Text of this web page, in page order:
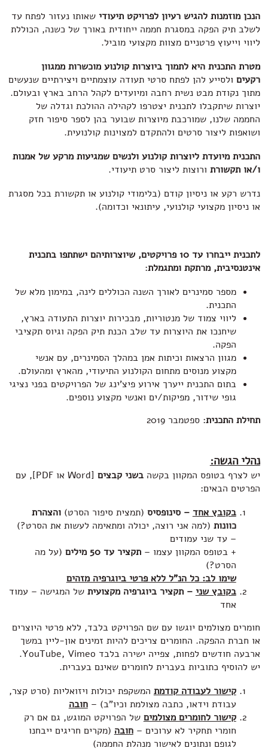
הנכן מוזמנות להגיש רעיון לפרויקט תיעודישאותו נעזור לפתח עד
לשלב תיק הפקה במסגרת חממה ייחודית באורך של כשנה, הכוללת
ליווי וייעוץ פרטניים מצוות מקצועי מוביל.
מטרת התכנית היא לתמוך ביוצרות קולנוע מוכשרות ממגוון
רקעים ולסייע להן לפתח סרטי תעודה עוצמתיים ויצירתיים שנעשים
מתוך נקודת מבט נשית רחבה ומיועדים לקהל הרחב בארץ ובעולם.
יוצרות שיתקבלו לתכנית יצטרפו לקהילה ההולכת וגדלה של
החממה שלנו, שמורכבת מיוצרות שבוער בהן לספר סיפור חזק
ושואפות ליצור סרטים ולהתקדם למצוינות קולנועית.
התכנית מיועדת ליוצרות קולנוע ולנשים שמגיעות מרקע של אמנות
ו/או תקשורת ורוצות ליצור סרט תיעודי.
נדרש רקע או ניסיון קודם (בלימודי קולנוע או תקשורת בכל מסגרת
או ניסיון מקצועי קולנועי, עיתונאי וכדומה).
לתכנית ייבחרו עד 10 פרויקטים, שיוצרותיהם ישתתפו בתכנית
אינטנסיבית, מרתקת ומתגמלת:
מספר סמינרים לאורך השנה הכוללים לינה, במימון מלא של
התכנית.
ליווי צמוד של מנטוריות, מבכירות יוצרות התעודה בארץ,
שיחנכו את היוצרות עד שלב הכנת תיק הפקה וגיוס תקציבי
הפקה.
מגוון הרצאות וכיתות אמן במהלך הסמינרים, עם אנשי
מקצוע מנוסים מתחום הקולנוע התיעודי, מהארץ ומהעולם.
בתום התכנית ייערך אירוע פיצ'ינג של הפרויקטים בפני נציגי
גופי שידור, מפיקות/ים ואנשי מקצוע נוספים.
תחילת התכנית: ספטמבר 2019
נהלי הגשה:
יש לצרף בטופס המקוון בקשהבשני קבצים
[Word או PDF], עם
הפרטים הבאים:
בקובץ אחד – סינופסיס (תמצית סיפור הסרט)והצהרת
כוונות (למה אני רוצה, יכולה ומתאימה לעשות את הסרט?)
– עד שני עמודים
+ בטופס המקוון עצמו –תקציר עד 50 מילים
(על מה
הסרט?)
שימו לב: כל הנ"ל ללא פרטי ביוגרפיה מזהים
בקובץ שני – תקציר ביוגרפיה מקצועית של המגישה – עמוד
אחד
חומרים מצולמים יוגשו עם שם הפרויקט בלבד, ללא פרטי היוצרים
או חברת ההפקה. החומרים צריכים להיות זמינים און-ליין במשך
ארבעה חודשים לפחות, צפייה ישירה בלבד YouTube, Vimeo.
יש להוסיף כתוביות בעברית לחומרים שאינם בעברית.
קישור לעבודה קודמת המשקפת יכולות ויזואליות (סרט קצר,
עבודת וידאו, כתבה מצולמת וכיו"ב) –חובה
קישור לחומרים מצולמים של הפרויקט המוגש, גם אם רק
חומרי תחקיר לא ערוכים –חובה (מקרים חריגים ייבחנו
לגופם ונתונים לאישור מנהלת החממה)